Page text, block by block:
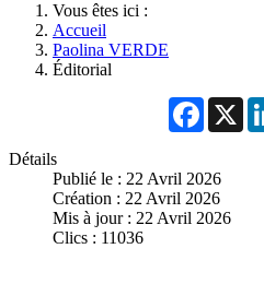
Vous êtes ici :
Accueil
Paolina VERDE
Éditorial
Facebook
X
Détails
Publié le : 22 Avril 2026
Création : 22 Avril 2026
Mis à jour : 22 Avril 2026
Clics : 11036